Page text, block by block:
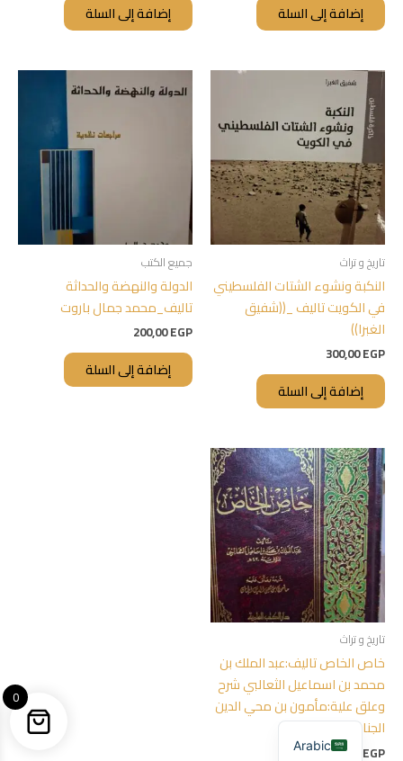
إضافة إلى السلة إضافة إلى السلة
تاريخ و تراث
النكبة ونشوء الشتات الفلسطيني
في الكويت تاليف _((شفيق
الغبرا))
300,00EGP
إضافة إلى السلة
جميع الكتب
الدولة والنهضة والحداثة
تاليف_محمد جمال باروت
200,00EGP
إضافة إلى السلة
تاريخ و تراث
خاص الخاص تاليف:عبد الملك بن
محمد بن اسماعيل الثعالبي شرح
وعلق علية:مأمون بن محي الدين
الجنان
150,00 EGP
0
Arabic